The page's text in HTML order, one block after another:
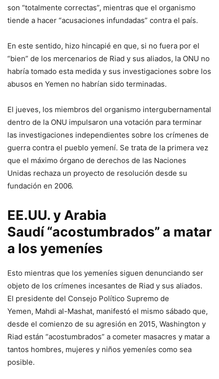
son “totalmente correctas”, mientras que el organismo
tiende a hacer “acusaciones infundadas” contra el país.
En este sentido, hizo hincapié en que, si no fuera por el
“bien” de los mercenarios de Riad y sus aliados, la ONU no
habría tomado esta medida y sus investigaciones sobre los
abusos en Yemen no habrían sido terminadas.
El jueves, los miembros del organismo intergubernamental
dentro de la ONU impulsaron una votación para terminar
las investigaciones independientes sobre los crímenes de
guerra contra el pueblo yemení. Se trata de la primera vez
que el máximo órgano de derechos de las Naciones
Unidas rechaza un proyecto de resolución desde su
fundación en 2006.
EE.UU. y Arabia
Saudí “acostumbrados” a matar
a los yemeníes
Esto mientras que los yemeníes siguen denunciando ser
objeto de los crímenes incesantes de Riad y sus aliados.
El presidente del Consejo Político Supremo de
Yemen, Mahdi al-Mashat, manifestó el mismo sábado que,
desde el comienzo de su agresión en 2015, Washington y
Riad están “acostumbrados” a cometer masacres y matar a
tantos hombres, mujeres y niños yemeníes como sea
posible.